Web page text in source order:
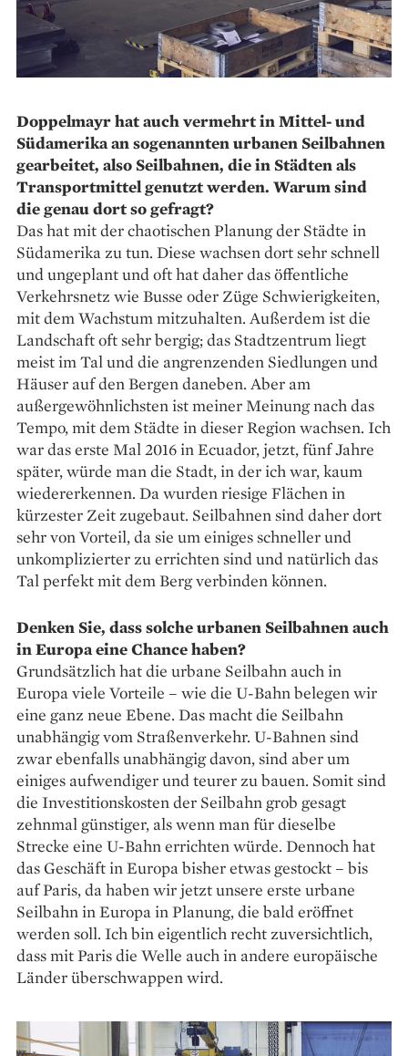
Doppelmayr hat auch vermehrt in Mittel- und
Südamerika an sogenannten urbanen Seilbahnen
gearbeitet, also Seilbahnen, die in Städten als
Transportmittel genutzt werden. Warum sind
die genau dort so gefragt?
Das hat mit der chaotischen Planung der Städte in
Südamerika zu tun. Diese wachsen dort sehr schnell
und ungeplant und oft hat daher das öffentliche
Verkehrsnetz wie Busse oder Züge Schwierigkeiten,
mit dem Wachstum mitzuhalten. Außerdem ist die
Landschaft oft sehr bergig; das Stadtzentrum liegt
meist im Tal und die angrenzenden Siedlungen und
Häuser auf den Bergen daneben. Aber am
außergewöhnlichsten ist meiner Meinung nach das
Tempo, mit dem Städte in dieser Region wachsen. Ich
war das erste Mal 2016 in Ecuador, jetzt, fünf Jahre
später, würde man die Stadt, in der ich war, kaum
wiedererkennen. Da wurden riesige Flächen in
kürzester Zeit zugebaut. Seilbahnen sind daher dort
sehr von Vorteil, da sie um einiges schneller und
unkomplizierter zu errichten sind und natürlich das
Tal perfekt mit dem Berg verbinden können.
Denken Sie, dass solche urbanen Seilbahnen auch
in Europa eine Chance haben?
Grundsätzlich hat die urbane Seilbahn auch in
Europa viele Vorteile – wie die U-Bahn belegen wir
eine ganz neue Ebene. Das macht die Seilbahn
unabhängig vom Straßenverkehr. U-Bahnen sind
zwar ebenfalls unabhängig davon, sind aber um
einiges auf­wendiger und teurer zu bauen. Somit sind
die In­vestitionskosten der Seilbahn grob gesagt
zehnmal günstiger, als wenn man für dieselbe
Strecke eine U-Bahn errichten würde. Dennoch hat
das Geschäft in Europa bisher etwas gestockt – bis
auf Paris, da haben wir jetzt unsere erste urbane
Seilbahn in Europa in Planung, die bald eröffnet
werden soll. Ich bin eigentlich recht zuversichtlich,
dass mit Paris die Welle auch in andere europäische
Länder überschwappen wird.